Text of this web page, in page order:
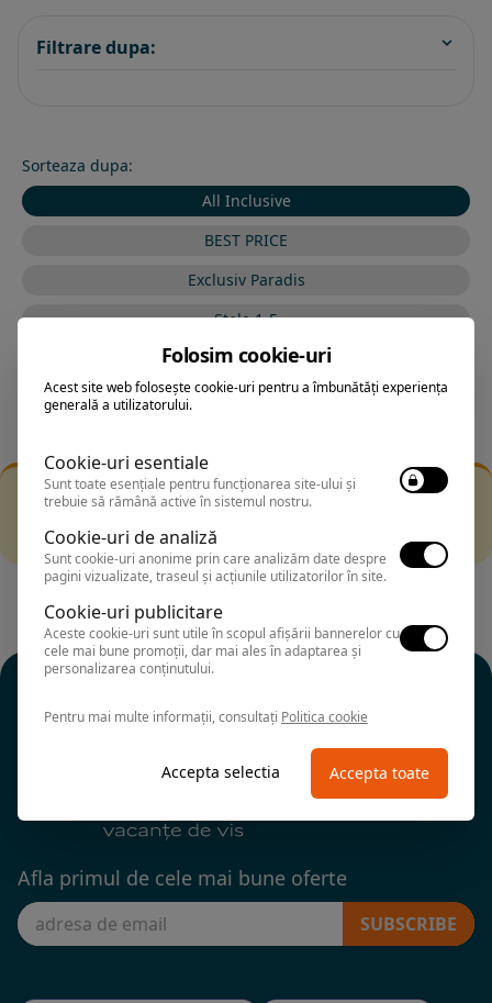
Filtrare dupa:
Sorteaza dupa:
All Inclusive
BEST PRICE
Exclusiv Paradis
Stele 1-5
Stele 5-1
Filtrarea nu a returnat niciun rezultat
alte fitre.
Afla primul de cele mai bune oferte
SUBSCRIBE
Folosim cookie-uri
Acest site web folosește cookie-uri pentru a îmbunătăți experiența
generală a utilizatorului.
Cookie-uri esentiale
Sunt toate esențiale pentru funcționarea site-ului și
trebuie să rămână active în sistemul nostru.
Cookie-uri de analiză
Sunt cookie-uri anonime prin care analizăm date despre
pagini vizualizate, traseul și acțiunile utilizatorilor în site.
Cookie-uri publicitare
Aceste cookie-uri sunt utile în scopul afișării bannerelor cu
cele mai bune promoții, dar mai ales în adaptarea și
personalizarea conținutului.
Pentru mai multe informații, consultați Politica cookie
Accepta selectia Accepta toate